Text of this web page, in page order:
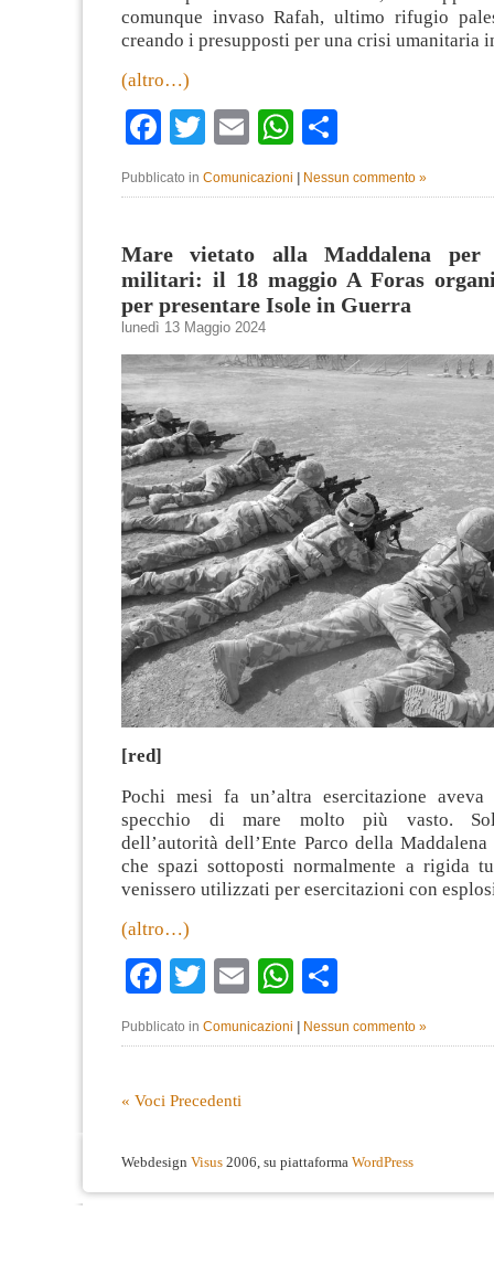
comunque invaso Rafah, ultimo rifugio
creando i presupposti per una crisi umanitaria
(altro…)
Facebook
TwitterEmailWhatsApp
Pubblicato in Comunicazioni Nessun commento »
Mare vietato alla Maddalena per
militari: il 18 maggio A Foras
per presentare Isole in Guerra
lunedì 13 Maggio 2024
[red]
Pochi mesi fa un’altra esercitazione
specchio di mare molto più vasto.
dell’autorità dell’Ente Parco della
che spazi sottoposti normalmente a rigida
venissero utilizzati per esercitazioni con
(altro…)
Facebook
TwitterEmailWhatsApp
Pubblicato in Comunicazioni Nessun commento »
« Voci Precedenti
Webdesign Visus 2006, su piattaforma WordPress